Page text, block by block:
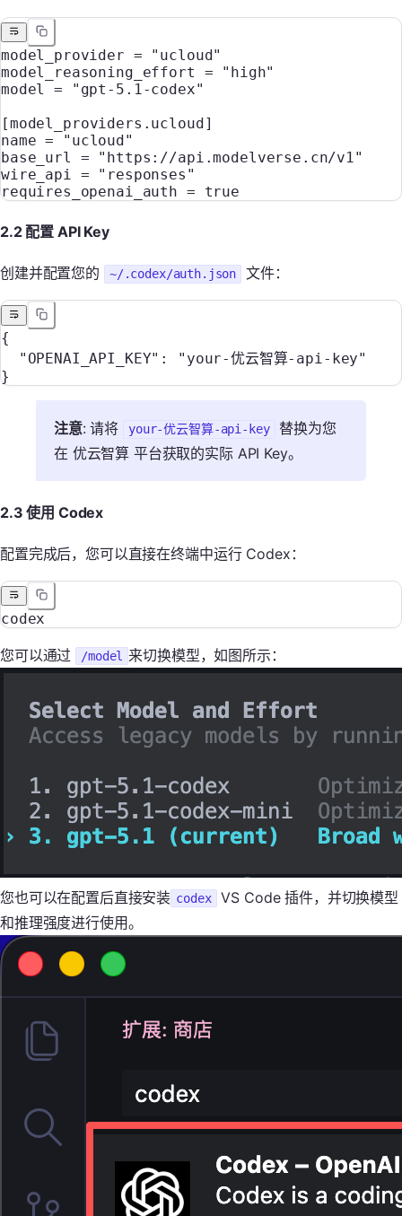
model_provider = "ucloud"
model_reasoning_effort = "high"
model =
"gpt-5.1-codex"
[model_providers . ucloud]
name =
"ucloud"
base_url = "https://api.modelverse.cn/v1"
wire_api = "responses"
requires_openai_auth = true
2.2 配置 API Key
创建并配置您的 ~/.codex/auth.json 文件：
{
  "OPENAI_API_KEY"
:
"your-优云智算-api-key"
}
注意: 请将 your-优云智算-api-key
替换为您
在 优云智算 平台获取的实际 API Key。
2.3 使用 Codex
配置完成后，您可以直接在终端中运行 Codex：
codex
您可以通过 /model 来切换模型，如图所示：
您也可以在配置后直接安装 codex
VS Code 插件，并切换模型
和推理强度进行使用。